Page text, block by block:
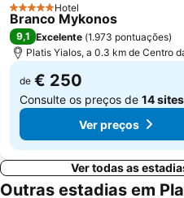
5 EstrelasHotel
Branco Mykonos
9,1 Excelente (1.973 pontuações)
Platis Yialos, a 0.3 km de Centro
de € 250
Consulte os preços de 14 sites
Ver preços
Ver todas as
Outras estadias em